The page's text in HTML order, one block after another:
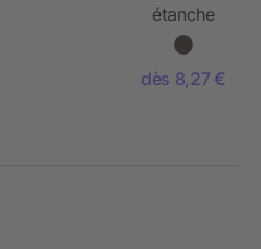
étanche
IPX8 pour
téléphone
dès 8,27 €